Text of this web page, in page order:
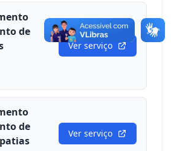
de
Ver serviço
de
Ver serviço